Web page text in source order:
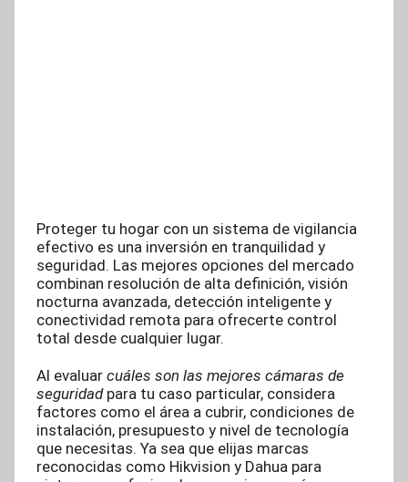
Proteger tu hogar con un sistema de vigilancia
efectivo es una inversión en tranquilidad y
seguridad. Las mejores opciones del mercado
combinan resolución de alta definición, visión
nocturna avanzada, detección inteligente y
conectividad remota para ofrecerte control
total desde cualquier lugar.
Al evaluar cuáles son las mejores cámaras de
seguridadpara tu caso particular, considera
factores como el área a cubrir, condiciones de
instalación, presupuesto y nivel de tecnología
que necesitas. Ya sea que elijas marcas
reconocidas como Hikvision y Dahua para